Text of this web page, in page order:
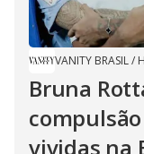
VANITY BRASIL/
Bruna
vividas na